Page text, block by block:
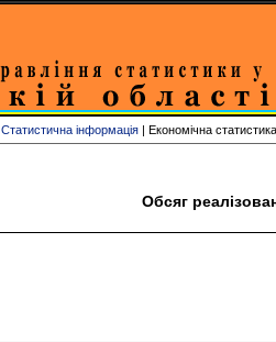
Статистична інформація | Економічна
Обсяг